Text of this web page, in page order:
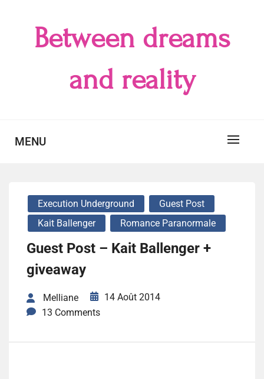
Between dreams
and reality
MENU
Execution Underground
Guest Post
Kait Ballenger
Romance Paranormale
Guest Post – Kait Ballenger +
giveaway
Melliane
14 Août 2014
13 Comments